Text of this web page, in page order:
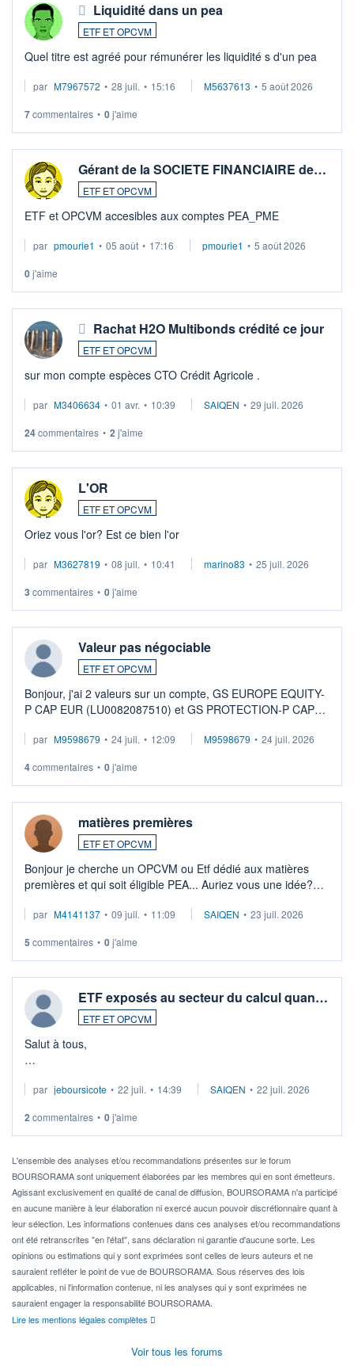
Liquidité dans un pea
ETF ET OPCVM
Quel titre est agréé pour rémunérer les liquidité s d'un pea
par M7967572 • 28 juil. • 15:16 M5637613 • 5 août 2026
7commentaires • 0j'aime
Gérant de la SOCIETE FINANCIAIRE de…
ETF ET OPCVM
ETF et OPCVM accesibles aux comptes PEA_PME
par pmourie1 • 05 août • 17:16 pmourie1 • 5 août 2026
0j'aime
Rachat H2O Multibonds crédité ce jour
ETF ET OPCVM
sur mon compte espèces CTO Crédit Agricole .
par M3406634 • 01 avr. • 10:39 SAIQEN • 29 juil. 2026
24commentaires • 2 j'aime
L'OR
ETF ET OPCVM
Oriez vous l'or? Est ce bien l'or
par M3627819 • 08 juil. • 10:41 marino83 • 25 juil. 2026
3 commentaires • 0j'aime
Valeur pas négociable
ETF ET OPCVM
Bonjour, j'ai 2 valeurs sur un compte, GS EUROPE EQUITY-
P CAP EUR (LU0082087510) et GS PROTECTION-P CAP
veux procéder à la vente, on me signale ...
par M9598679 • 24 juil. • 12:09 M9598679 • 24 juil. 2026
4commentaires • 0j'aime
matières premières
ETF ET OPCVM
Bonjour je cherche un OPCVM ou Etf dédié aux matières
premières et qui soit éligible PEA... Auriez vous une idée?
par M4141137 • 09 juil. • 11:09 SAIQEN • 23 juil. 2026
5 commentaires • 0j'aime
ETF exposés au secteur du calcul quan…
ETF ET OPCVM
Salut à tous,
via un ETF plutôt que des actions individuelles.
Idéalement, je voudrais qu'il soit éligible au PEA.
Pour l' ...
par jeboursicote • 22 juil. • 14:39 SAIQEN • 22 juil. 2026
2 commentaires • 0j'aime
L'ensemble des analyses et/ou recommandations présentes sur le forum
BOURSORAMA sont uniquement élaborées par les membres qui en sont émetteurs.
Agissant exclusivement en qualité de canal de diffusion, BOURSORAMA n'a participé
en aucune manière à leur élaboration ni exercé aucun pouvoir discrétionnaire quant à
leur sélection. Les informations contenues dans ces analyses et/ou recommandations
ont été retranscrites "en l'état", sans déclaration ni garantie d'aucune sorte. Les
opinions ou estimations qui y sont exprimées sont celles de leurs auteurs et ne
sauraient refléter le point de vue de BOURSORAMA. Sous réserves des lois
applicables, ni l'information contenue, ni les analyses qui y sont exprimées ne
sauraient engager la responsabilité BOURSORAMA.
Lire les mentions légales complètes
Voir tous les forums